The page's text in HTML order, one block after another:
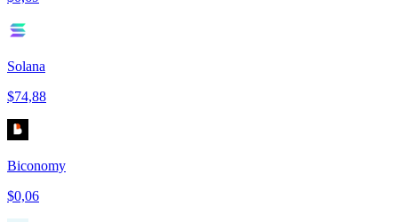
Solana
$74,88
Biconomy
$0,06